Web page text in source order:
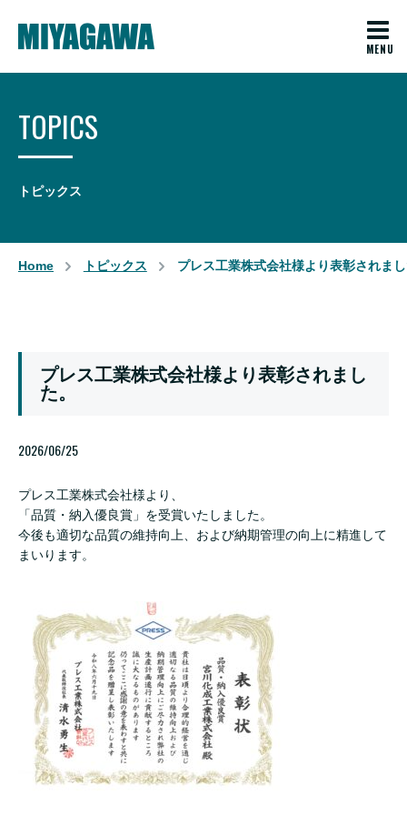
開発姿勢
お知らせ
採用情報
TOPICS
トピックス
Home トピックス プレス工業株式会社様より表彰されま
プレス工業株式会社様より表彰されまし
た。
2026/06/25
プレス工業株式会社様より、
「品質・納入優良賞」を受賞いたしました。
今後も適切な品質の維持向上、および納期管理の向上に精進して
まいります。